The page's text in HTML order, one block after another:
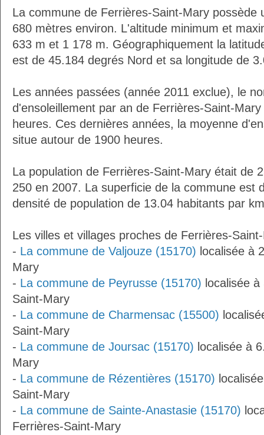
La commune de Ferrières-Saint-Mary possède
680 mètres environ. L'altitude minimum et
633 m et 1 178 m. Géographiquement la
est de 45.184 degrés Nord et sa longitude de
Les années passées (année 2011 exclue), le
d'ensoleillement par an de Ferrières-Saint-
heures. Ces dernières années, la moyenne
situe autour de 1900 heures.
La population de Ferrières-Saint-Mary était de
250 en 2007. La superficie de la commune est
densité de population de 13.04 habitants par
Les villes et villages proches de Ferrières-
- La commune de Valjouze (15170) localisée à
Mary
- La commune de Peyrusse (15170) localisée
Saint-Mary
- La commune de Charmensac (15500)
Saint-Mary
- La commune de Joursac (15170) localisée à
Mary
- La commune de Rézentières (15170)
Saint-Mary
- La commune de Sainte-Anastasie (15170)
Ferrières-Saint-Mary